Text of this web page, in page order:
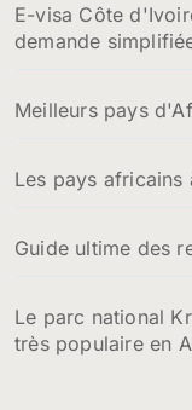
E-visa Côte
demande
Meilleurs pays
Les pays
Guide ultime des
Le parc national
très populaire en